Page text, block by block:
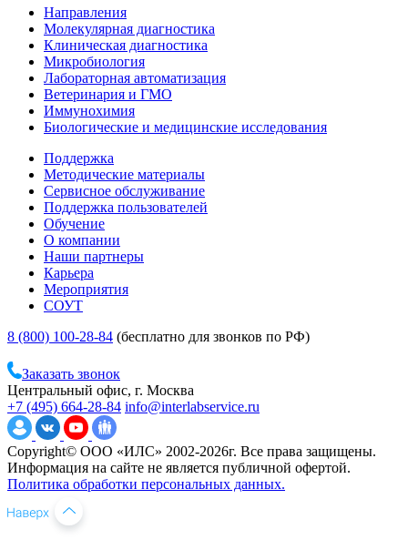
Направления
Молекулярная диагностика
Клиническая диагностика
Микробиология
Лабораторная автоматизация
Ветеринария и ГМО
Иммунохимия
Биологические и медицинские исследования
Поддержка
Методические материалы
Сервисное обслуживание
Поддержка пользователей
Обучение
О компании
Наши партнеры
Карьера
Мероприятия
СОУТ
8 (800) 100-28-84 (бесплатно для звонков по РФ)
Заказать звонок
Центральный офис, г. Москва
+7 (495) 664-28-84 info@interlabservice.ru
Copyright© ООО «ИЛС» 2002-2026г. Все права защищены.
Информация на сайте не является публичной офертой.
Политика обработки персональных данных.